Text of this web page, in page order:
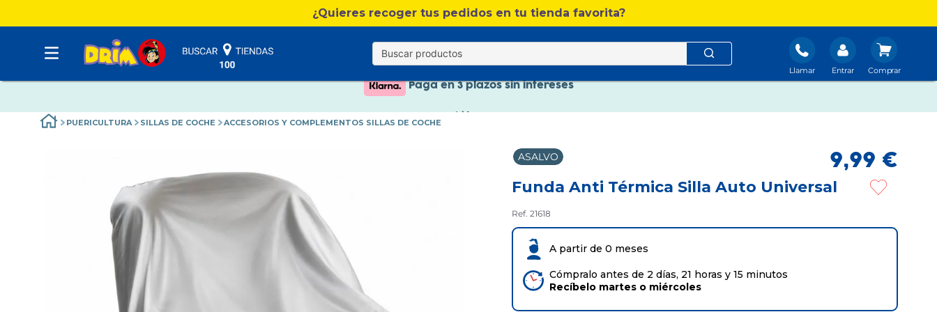
¿Quieres recoger tus pedidos en tu tienda favorita?
Llamar Entrar
Paga en 3 plazos sin intereses
Nuevo catálogo Verano
Paga en 3 plazos sin intereses
PUERICULTURA SILLAS DE COCHE ACCESORIOS Y COMPLEMENTOS SILLAS DE COCHE
ASALVO 9,99 €
Funda Anti Térmica Silla Auto Universal
Ref. 21618
A partir de 0 meses
Cómpralo antes de 2 días, 21 horas y 15 minutos
Recíbelo martes o miércoles